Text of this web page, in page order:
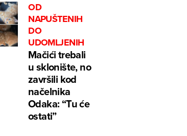
OD
NAPUŠTENIH
DO
UDOMLJENIH
Mačići trebali
u sklonište, no
završili kod
načelnika
Odaka: “Tu će
ostati”